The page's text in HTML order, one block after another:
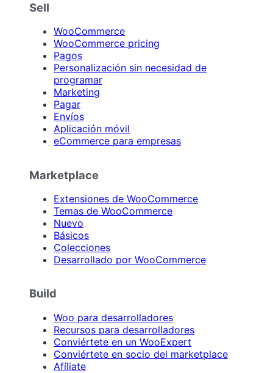
Sell
WooCommerce
WooCommerce pricing
Pagos
Personalización sin necesidad de
programar
Marketing
Pagar
Envíos
Aplicación móvil
eCommerce para empresas
Marketplace
Extensiones de WooCommerce
Temas de WooCommerce
Nuevo
Básicos
Colecciones
Desarrollado por WooCommerce
Build
Woo para desarrolladores
Recursos para desarrolladores
Conviértete en un WooExpert
Conviértete en socio del marketplace
Afíliate